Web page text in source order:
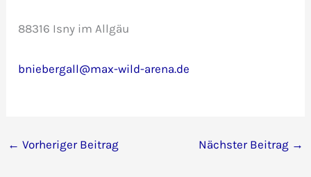
88316 Isny im Allgäu
bniebergall@max-wild-arena.de
← Vorheriger Beitrag Nächster Beitrag →